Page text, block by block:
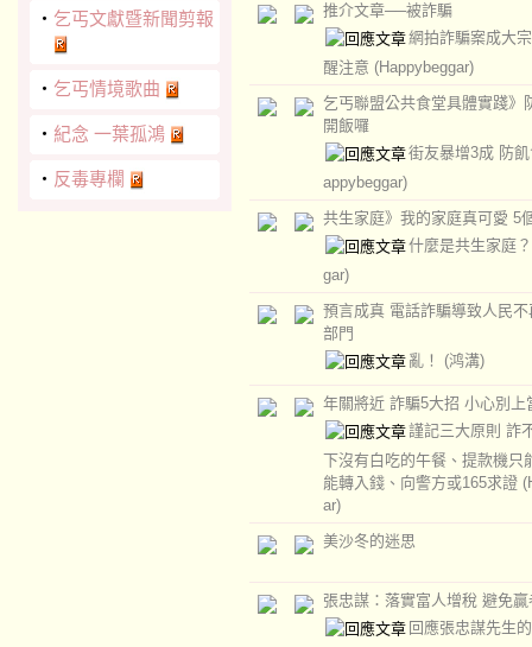
‧ 乞丐文獻暨新聞剪報
‧ 乞丐情境歌曲
‧ 紀念 一葉孤鴻
‧ 反毒專欄
推介文章──被詐騙
網拍詐騙案成大
醒注意 (Happybeggar)
乞丐聯盟公共食堂具體實踐》
開飯囉
街友暴增3成 防
appybeggar)
共生家庭》我的家庭真可愛 5
什麼是共生家庭
gar)
預言成真 電話詐騙導致人民
部門
亂！ (鸿溝)
年關將近 詐騙5大招 小心別上
謹記三大原則 詐
下沒有白吃的午餐、提款機只
能轉入錢、向警方或165求證
ar)
美沙冬的迷思
張忠謀：落實富人增稅 避免贏
回應張忠謀先生